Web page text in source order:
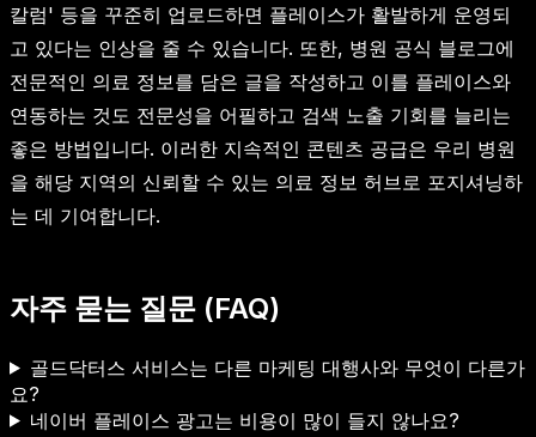
칼럼' 등을 꾸준히 업로드하면 플레이스가 활발하게 운영되
고 있다는 인상을 줄 수 있습니다. 또한, 병원 공식 블로그에
전문적인 의료 정보를 담은 글을 작성하고 이를 플레이스와
연동하는 것도 전문성을 어필하고 검색 노출 기회를 늘리는
좋은 방법입니다. 이러한 지속적인 콘텐츠 공급은 우리 병원
을 해당 지역의 신뢰할 수 있는 의료 정보 허브로 포지셔닝하
는 데 기여합니다.
자주 묻는 질문 (FAQ)
골드닥터스 서비스는 다른 마케팅 대행사와 무엇이 다른가
요?
네이버 플레이스 광고는 비용이 많이 들지 않나요?